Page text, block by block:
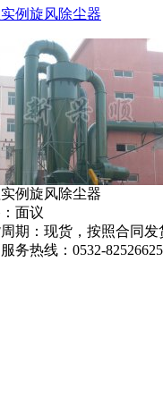
例旋风除尘器
例旋风除尘器
面议
期： 现货，按照合同发
务热线： 0532-82526625